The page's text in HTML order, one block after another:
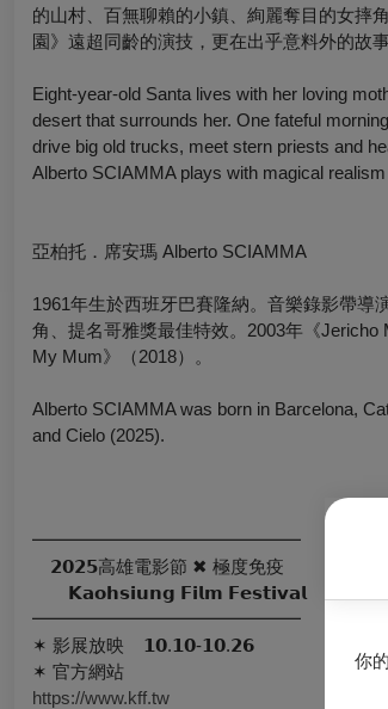
你
的山村、百無聊賴的小鎮、絢麗奪目的女摔
園》遠超同齡的演技，更在出乎意料外的故
Eight-year-old Santa lives with her loving
desert that surrounds her. One fateful
drive big old trucks, meet stern priests and
Alberto SCIAMMA plays with magical
亞柏托．席安瑪 Alberto SCIAMMA
1961年生於西班牙巴賽隆納。音樂錄影帶導
角、提名哥雅獎最佳特效。2003年《
My Mum》（2018）。
Alberto SCIAMMA was born in Barcelona,
and Cielo (2025).
━━━━━━━━━━━━━━━
𝟮𝟬𝟮𝟱高雄電影節 ✖ 極度免疫
𝗞𝗮𝗼𝗵𝘀𝗶𝘂𝗻𝗴 𝗙𝗶𝗹𝗺 𝗙𝗲𝘀𝘁𝗶𝘃𝗮𝗹
━━━━━━━━━━━━━━━
✶ 影展放映 ​ ​ ​ 𝟭𝟬.𝟭𝟬-𝟭𝟬.𝟮𝟲
✶ 官方網站 ​ ​ ​
https://www.kff.tw